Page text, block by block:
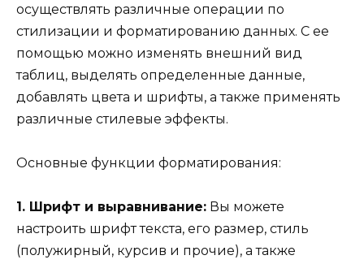
осуществлять различные операции по
стилизации и форматированию данных. С ее
помощью можно изменять внешний вид
таблиц, выделять определенные данные,
добавлять цвета и шрифты, а также применять
различные стилевые эффекты.
Основные функции форматирования:
1. Шрифт и выравнивание: Вы можете
настроить шрифт текста, его размер, стиль
(полужирный, курсив и прочие), а также